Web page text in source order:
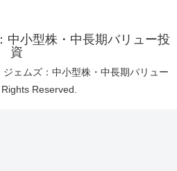
中小型株・中長期バリュー投
資
ェムズ：中小型株・中長期バリュー
Reserved.